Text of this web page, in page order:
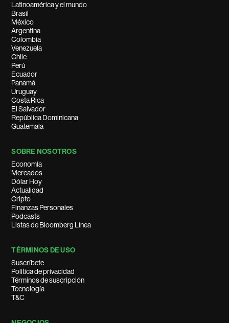
Latinoamérica y el mundo
Brasil
México
Argentina
Colombia
Venezuela
Chile
Perú
Ecuador
Panamá
Uruguay
Costa Rica
El Salvador
República Dominicana
Guatemala
SOBRE NOSOTROS
Economía
Mercados
Dólar Hoy
Actualidad
Cripto
Finanzas Personales
Podcasts
Listas de Bloomberg Línea
TÉRMINOS DE USO
Suscríbete
Política de privacidad
Términos de suscripción
Tecnología
T&C